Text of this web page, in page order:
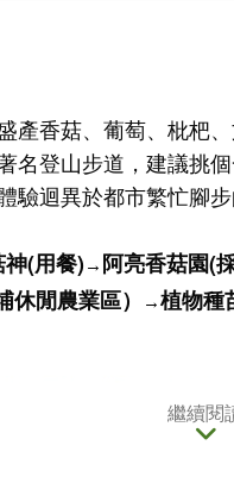
產香菇、葡萄、枇杷
名登山步道，建議挑
驗迴異於都市繁忙腳
(用餐)→ 阿亮香菇園(
閒農業區） →植物種
繼續閱